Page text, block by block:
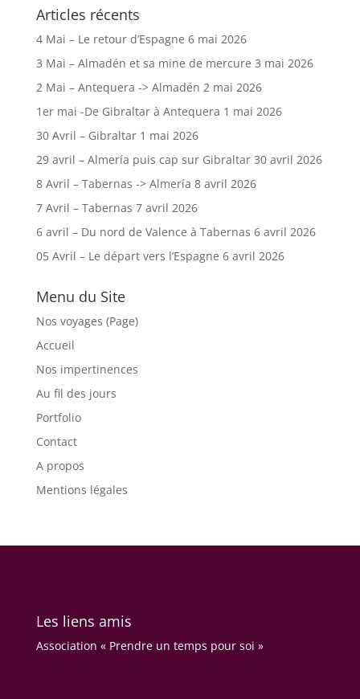
Articles récents
4 Mai – Le retour d’Espagne 6 mai 2026
3 Mai – Almadén et sa mine de mercure 3 mai 2026
2 Mai – Antequera -> Almadén 2 mai 2026
1er mai -De Gibraltar à Antequera 1 mai 2026
30 Avril – Gibraltar 1 mai 2026
29 avril – Almería puis cap sur Gibraltar 30 avril 2026
8 Avril – Tabernas -> Almería 8 avril 2026
7 Avril – Tabernas 7 avril 2026
6 avril – Du nord de Valence à Tabernas 6 avril 2026
05 Avril – Le départ vers l’Espagne 6 avril 2026
Menu du Site
Nos voyages (Page)
Accueil
Nos impertinences
Au fil des jours
Portfolio
Contact
A propos
Mentions légales
Les liens amis
Association « Prendre un temps pour soi »